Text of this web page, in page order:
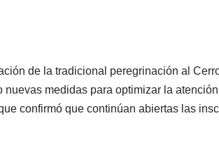
de la tradicional peregrinación al
nuevas medidas para optimizar la
confirmó que continúan abiertas las